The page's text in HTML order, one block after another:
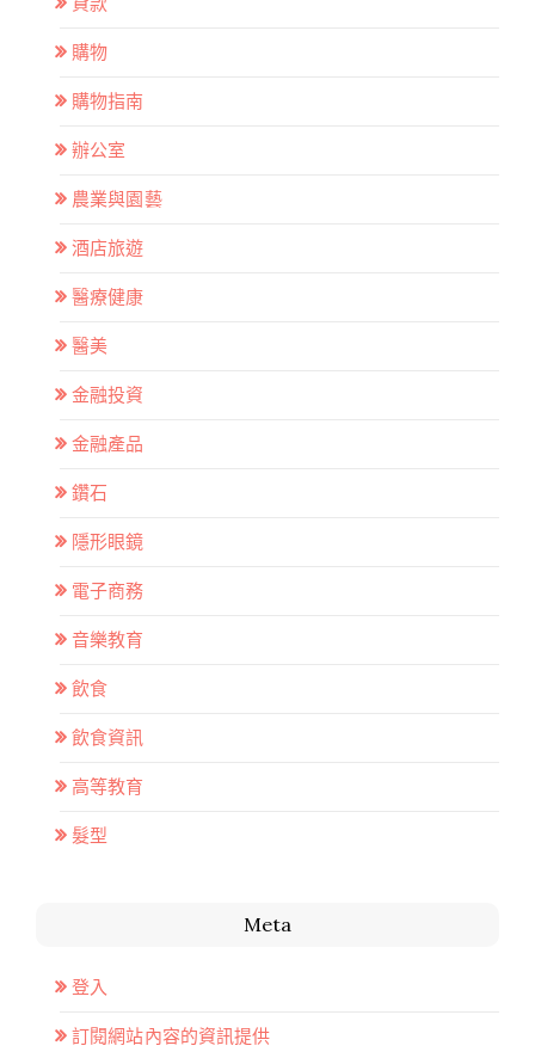
購物
購物指南
辦公室
農業與園藝
酒店旅遊
醫療健康
醫美
金融投資
金融產品
鑽石
隱形眼鏡
電子商務
音樂教育
飲食
飲食資訊
高等教育
髮型
Meta
登入
訂閱網站內容的資訊提供